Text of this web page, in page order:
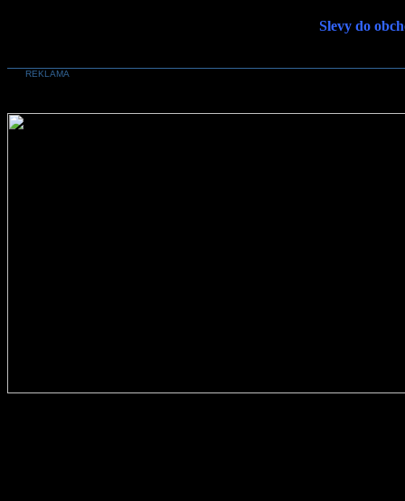
Slevy do
REKLAMA